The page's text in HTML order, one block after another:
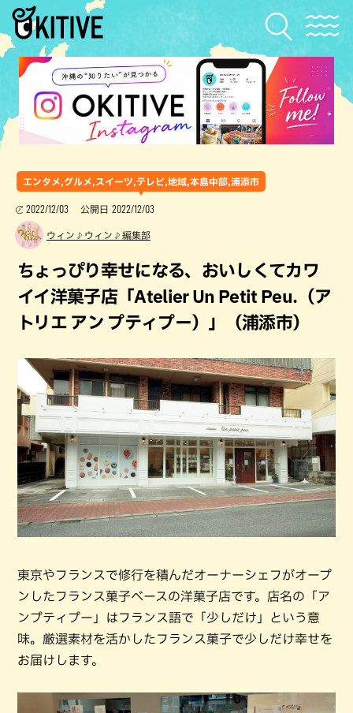
エンタメ,グルメ,スイーツ,テレビ,地域,本島中部,浦添市
2022/12/03 公開日 2022/12/03
ウィン♪ウィン♪編集部
ちょっぴり幸せになる、おいしくてカワ
イイ洋菓子店「Atelier Un Petit Peu.（ア
トリエ アン プティプー）」（浦添市）
東京やフランスで修行を積んだオーナーシェフがオープ
ンしたフランス菓子ベースの洋菓子店です。店名の「ア
ンプティプー」はフランス語で「少しだけ」という意
味。厳選素材を活かしたフランス菓子で少しだけ幸せを
お届けします。